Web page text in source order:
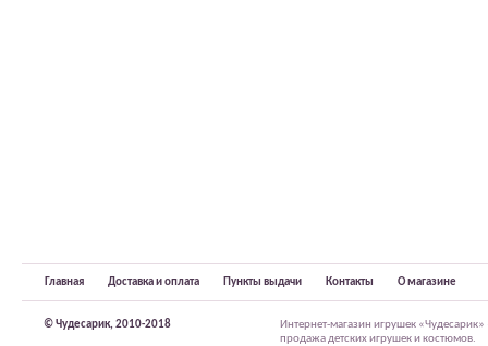
Главная Доставка и оплата Пункты выдачи Контакты О магазине
© Чудесарик, 2010-2018
Интернет-магазин игрушек
продажа детских игрушек и костюмов.